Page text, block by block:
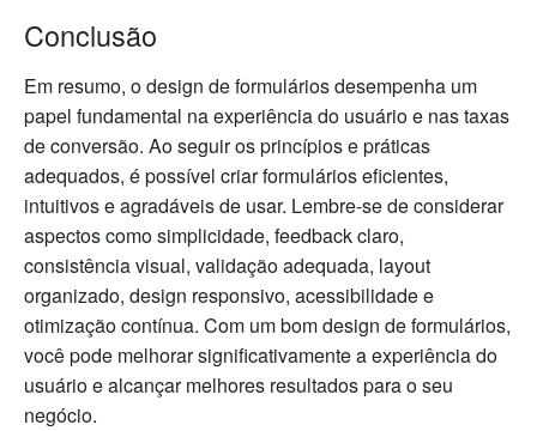
Conclusão
Em resumo, o design de formulários desempenha um
papel fundamental na experiência do usuário e nas taxas
de conversão. Ao seguir os princípios e práticas
adequados, é possível criar formulários eficientes,
intuitivos e agradáveis de usar. Lembre-se de considerar
aspectos como simplicidade, feedback claro,
consistência visual, validação adequada, layout
organizado, design responsivo, acessibilidade e
otimização contínua. Com um bom design de formulários,
você pode melhorar significativamente a experiência do
usuário e alcançar melhores resultados para o seu
negócio.